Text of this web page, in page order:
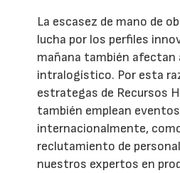
La escasez de mano de
lucha por los perfiles
mañana también afectan
intralogístico. Por esta
estrategas de Recursos
también emplean
internacionalmente,
reclutamiento de
nuestros expertos en